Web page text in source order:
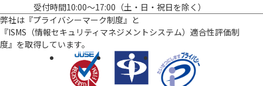
受付時間10:00～17:00（土・日・祝日を除く）
弊社は『プライバシーマーク制度』と
『ISMS（情報セキュリティマネジメントシステム）適合性評価制
度』を取得しています。